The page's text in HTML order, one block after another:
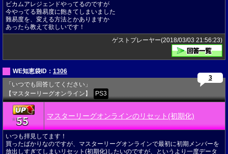
ビカムアレジェンドやってるのですが
今やってる難易度に飽きてしまいました
難易度を、変える方法とかありますか
あったら教えて欲しいです！
ゲストプレーヤー(2018/03/03 21:56:23)
WE知恵袋ID： 1306
「いつでも回答してください」
【マスターリーグオンライン】
PS3
3
★55 マスターリーグオンラインのリセット(初期化)
いつも拝見してます！
買ったばかりなのですが、マスターリーグオンラインで最初に初期メンバーを
放出しすぎてしまいリセット(初期化)したいのですが、というより一度データ